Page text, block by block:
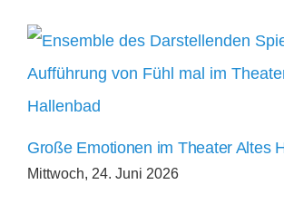
Große Emotionen im Theater Altes
Mittwoch, 24. Juni 2026